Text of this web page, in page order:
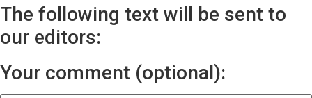
The following text will be sent to
our editors:
Your comment (optional):